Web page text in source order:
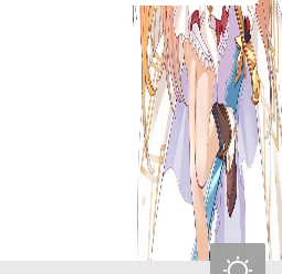
综合征Cytokine Release
Committee管线/